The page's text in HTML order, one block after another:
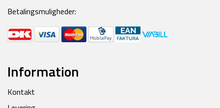
Betalingsmuligheder:
Information
Kontakt